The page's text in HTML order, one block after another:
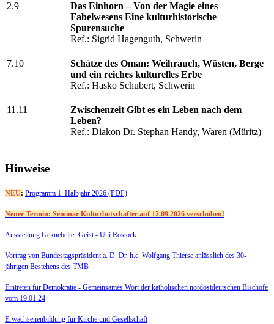
2.9
Das Einhorn – Von der Magie eines
Fabelwesens Eine kulturhistorische
Spurensuche
Ref.: Sigrid Hagenguth, Schwerin
7.10
Schätze des Oman: Weihrauch, Wüsten, Berge
und ein reiches kulturelles Erbe
Ref.: Hasko Schubert, Schwerin
11.11
Zwischenzeit Gibt es ein Leben nach dem
Leben?
Ref.: Diakon Dr. Stephan Handy, Waren (Müritz)
Hinweise
NEU: Programm 1. Halbjahr 2026 (PDF)
Neuer Termin: Seminar Kulturbotschafter auf 12.09.2026 verschoben!
Ausstellung Geknebelter Geist - Uni Rostock
Vortrag von Bundestagspräsident a. D. Dr. h.c. Wolfgang Thierse anlässlich des 30-
jährigen Bestehens des TMB
Eintreten für Demokratie - Gemeinsames Wort der katholischen nordostdeutschen Bischöfe
vom 19.01.24
Erwachsenenbildung für Kirche und Gesellschaft